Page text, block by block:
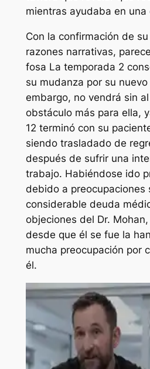
mientras ayudaba en una
Con la confirmación de
razones narrativas,
fosa La temporada 2
su mudanza por su
embargo, no vendrá sin
obstáculo más para ella,
12 terminó con su
siendo trasladado de
después de sufrir una
trabajo. Habiéndose ido
debido a preocupaciones
considerable deuda
objeciones del Dr.
desde que él se fue la
mucha preocupación por
él.